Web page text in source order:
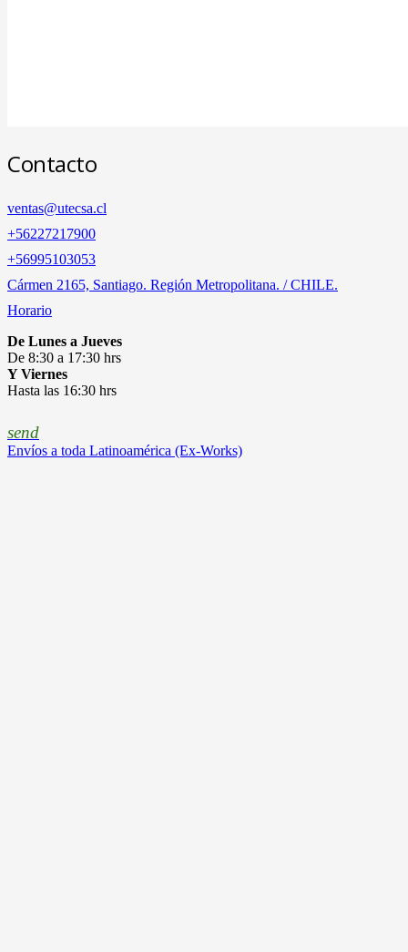
Contacto
ventas@utecsa.cl
+56227217900
‎+56995103053
Cármen 2165, Santiago. Región Metropolitana. / CHILE.
Horario
De Lunes a Jueves
De 8:30 a 17:30 hrs
Y Viernes
Hasta las 16:30 hrs
send
Envíos a toda Latinoamérica (Ex-Works)